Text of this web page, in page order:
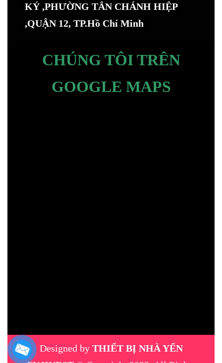
KÝ ,PHƯỜNG TÂN CHÁNH HIỆP
,QUẬN 12, TP.Hồ Chí Minh
CHÚNG TÔI TRÊN
GOOGLE MAPS
Designed by THIẾT BỊ NHÀ YẾN